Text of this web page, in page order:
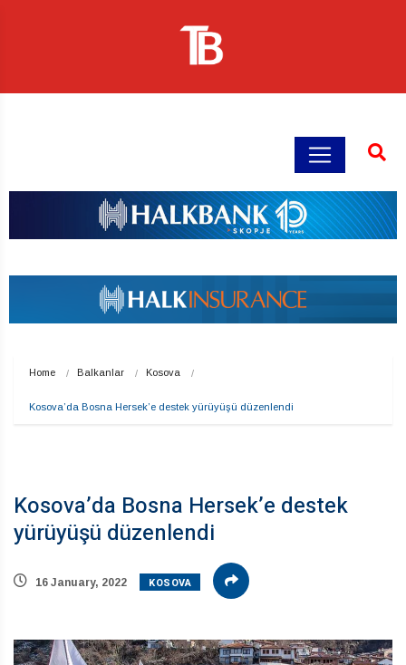
Home Balkanlar Kosova
Kosova’da Bosna Hersek’e destek yürüyüşü düzenlendi
Kosova’da Bosna Hersek’e destek
yürüyüşü düzenlendi
16 January, 2022 KOSOVA